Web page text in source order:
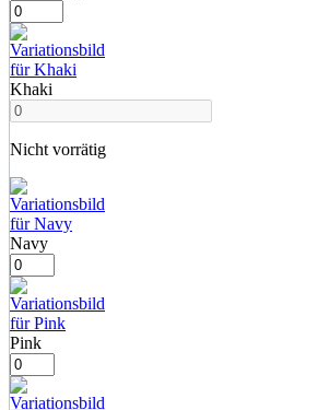
Khaki
Nicht vorrätig
Navy
Pink